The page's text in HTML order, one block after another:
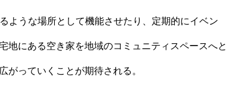
ような場所として機能させたり、定期的にイベン
にある空き家を地域のコミュニティスペースへと
っていくことが期待される。